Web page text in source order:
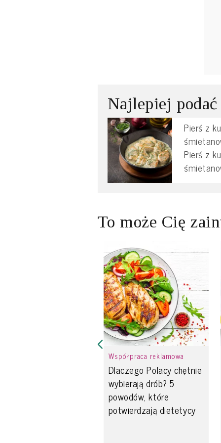
Najlepiej podać
Pierś z
Pierś z
To może Cię
Współpraca reklamowa
Dlaczego Polacy chętnie
wybierają drób? 5
powodów, które
potwierdzają dietetycy